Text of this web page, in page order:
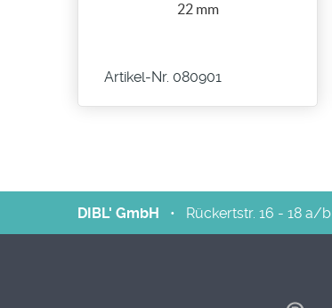
22 mm
Artikel-Nr. 080901
DIBL' GmbH • Rückertstr. 16 - 18 a/b